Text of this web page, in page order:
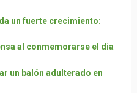
un fuerte crecimiento:
al conmemorarse el dia
un balón adulterado en